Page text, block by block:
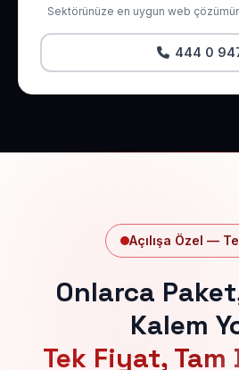
Sektörünüze en uygun web
444 0
Açılışa Özel —
Onlarca
Kalem
Tek Fiyat, Tam